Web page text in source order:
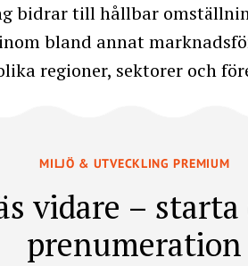
bidrar till hållbar
bland annat
regioner, sektorer och
MILJÖ & UTVECKLING PREMIUM
vidare –
prenumeration